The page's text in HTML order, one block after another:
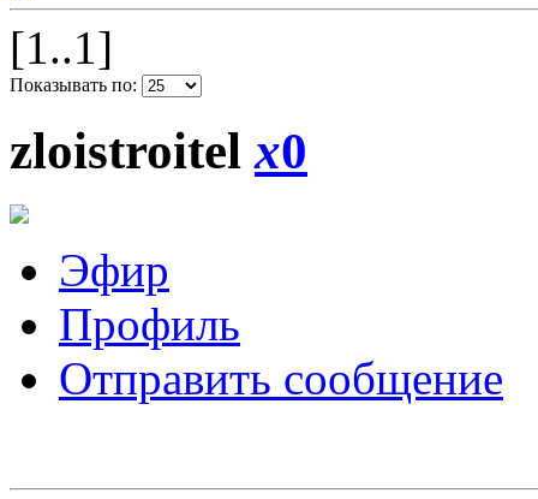
[1..1]
Показывать по:
zloistroitelx0
Эфир
Профиль
Отправить сообщение